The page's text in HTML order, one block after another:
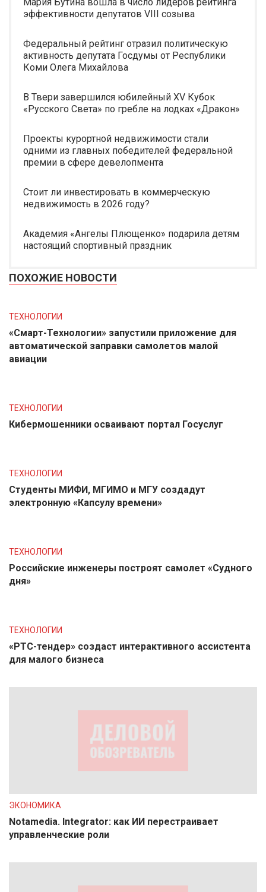
эффективности депутатов VIII созыва
Федеральный рейтинг отразил политическую
активность депутата Госдумы от Республики
Коми Олега Михайлова
В Твери завершился юбилейный XV Кубок
«Русского Света» по гребле на лодках «Дракон»
Проекты курортной недвижимости стали
одними из главных победителей федеральной
премии в сфере девелопмента
Стоит ли инвестировать в коммерческую
недвижимость в 2026 году?
Академия «Ангелы Плющенко» подарила детям
настоящий спортивный праздник
ПОХОЖИЕ НОВОСТИ
ТЕХНОЛОГИИ
«Смарт-Технологии» запустили приложение для
автоматической заправки самолетов малой
авиации
ТЕХНОЛОГИИ
Кибермошенники осваивают портал Госуслуг
ТЕХНОЛОГИИ
Студенты МИФИ, МГИМО и МГУ создадут
электронную «Капсулу времени»
ТЕХНОЛОГИИ
Российские инженеры построят самолет «Судного
дня»
ТЕХНОЛОГИИ
«РТС-тендер» создаст интерактивного ассистента
для малого бизнеса
ЭКОНОМИКА
Notamedia. Integrator: как ИИ перестраивает
управленческие роли